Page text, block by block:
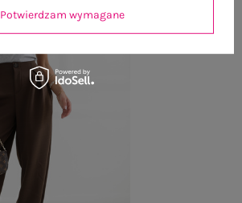
Potwierdzam wymagane